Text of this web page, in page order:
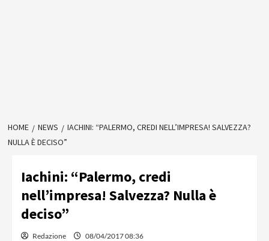
HOME NEWS
IACHINI: “PALERMO, CREDI NELL’IMPRESA! SALVEZZA?
NULLA È DECISO”
Iachini: “Palermo, credi
nell’impresa! Salvezza? Nulla è
deciso”
Redazione 08/04/2017 08:36